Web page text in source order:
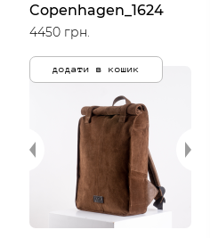
Copenhagen_1624
4450 грн.
додати в кошик